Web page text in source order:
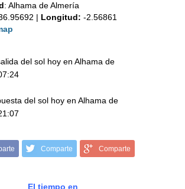
: Alhama de Almería
| Longitud: -2.56861
del sol hoy en Alhama de
del sol hoy en Alhama de
Comparte Comparte
El tiempo en